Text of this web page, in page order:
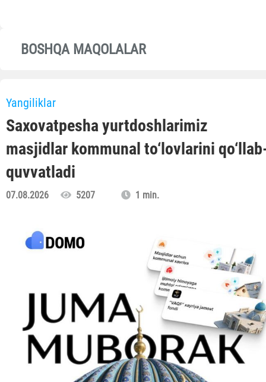
BOSHQA MAQOLALAR
Yangiliklar
Saxovatpesha yurtdoshlarimiz
masjidlar kommunal to‘lovlarini
quvvatladi
07.08.2026 5207 1 min.